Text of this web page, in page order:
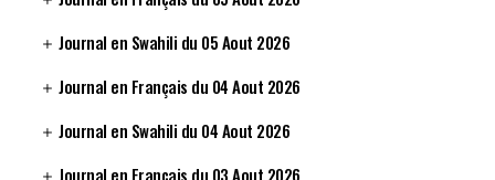
Journal en Swahili du 05 Aout 2026
Journal en Français du 04 Aout 2026
Journal en Swahili du 04 Aout 2026
Journal en Français du 03 Aout 2026